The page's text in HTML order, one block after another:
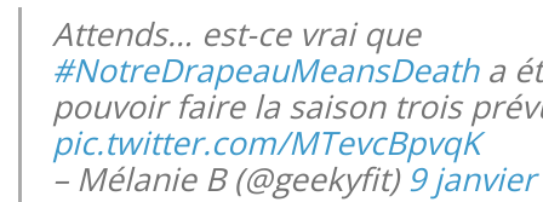
Attends… est-ce vrai que
#NotreDrapeauMeansDeatha
pouvoir faire la saison trois
pic.twitter.com/MTevcBpvqK
– Mélanie B (@geekyfit)9 janvier